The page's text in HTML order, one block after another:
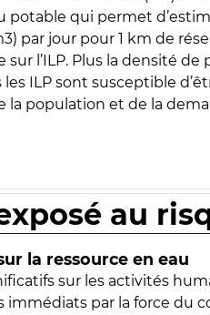
potable qui permet
par jour pour 1 km de
l’ILP. Plus la densité de
ILP sont susceptible
la population et de la
au
la ressource en eau
sur les activités
immédiats par la force du